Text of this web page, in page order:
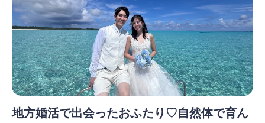
地方婚活で出会ったおふたり♡自然体で育ん